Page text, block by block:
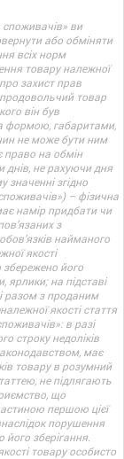
споживачів» ви
або обміняти
всіх норм
товару належної
захист прав
товар
він був
формою, габаритами,
не може бути ним
на обмін
днів, не рахуючи дня
згідно
– фізична
намір придбати чи
з
найманого
якості
його
ярлики; на підставі
разом з проданим
якості стаття
в разі
строку недоліків
має
товару в розумний
не підлягають
що
першою цієї
порушення
зберігання.
товару особисто